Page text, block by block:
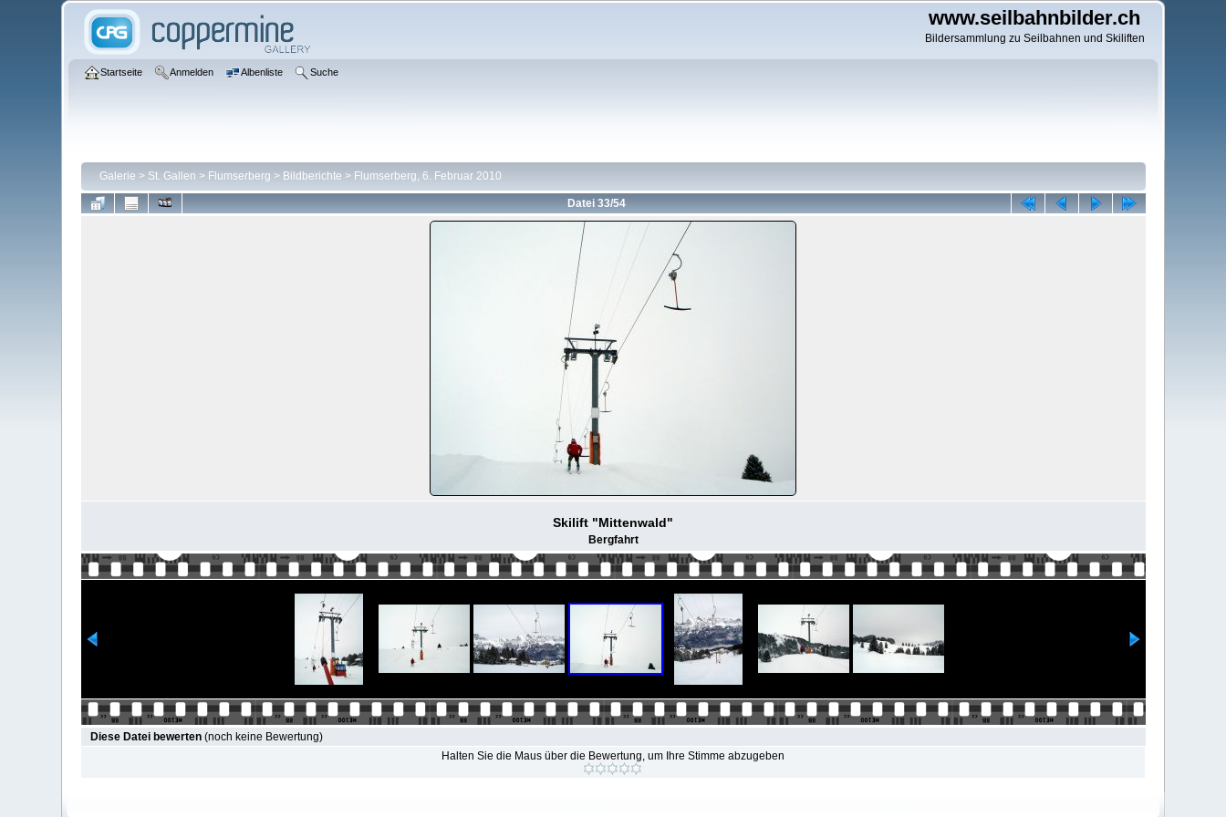
www.seilbahnbilder.ch
Bildersammlung zu Seilbahnen und Skiliften
Startseite Anmelden Albenliste Suche
Galerie > St. Gallen > Flumserberg > Bildberichte > Flumserberg, 6. Februar 2010
Datei 33/54
Skilift "Mittenwald"
Bergfahrt
Diese Datei bewerten(noch keine Bewertung)
Halten Sie die Maus über die Bewertung, um Ihre Stimme abzugeben